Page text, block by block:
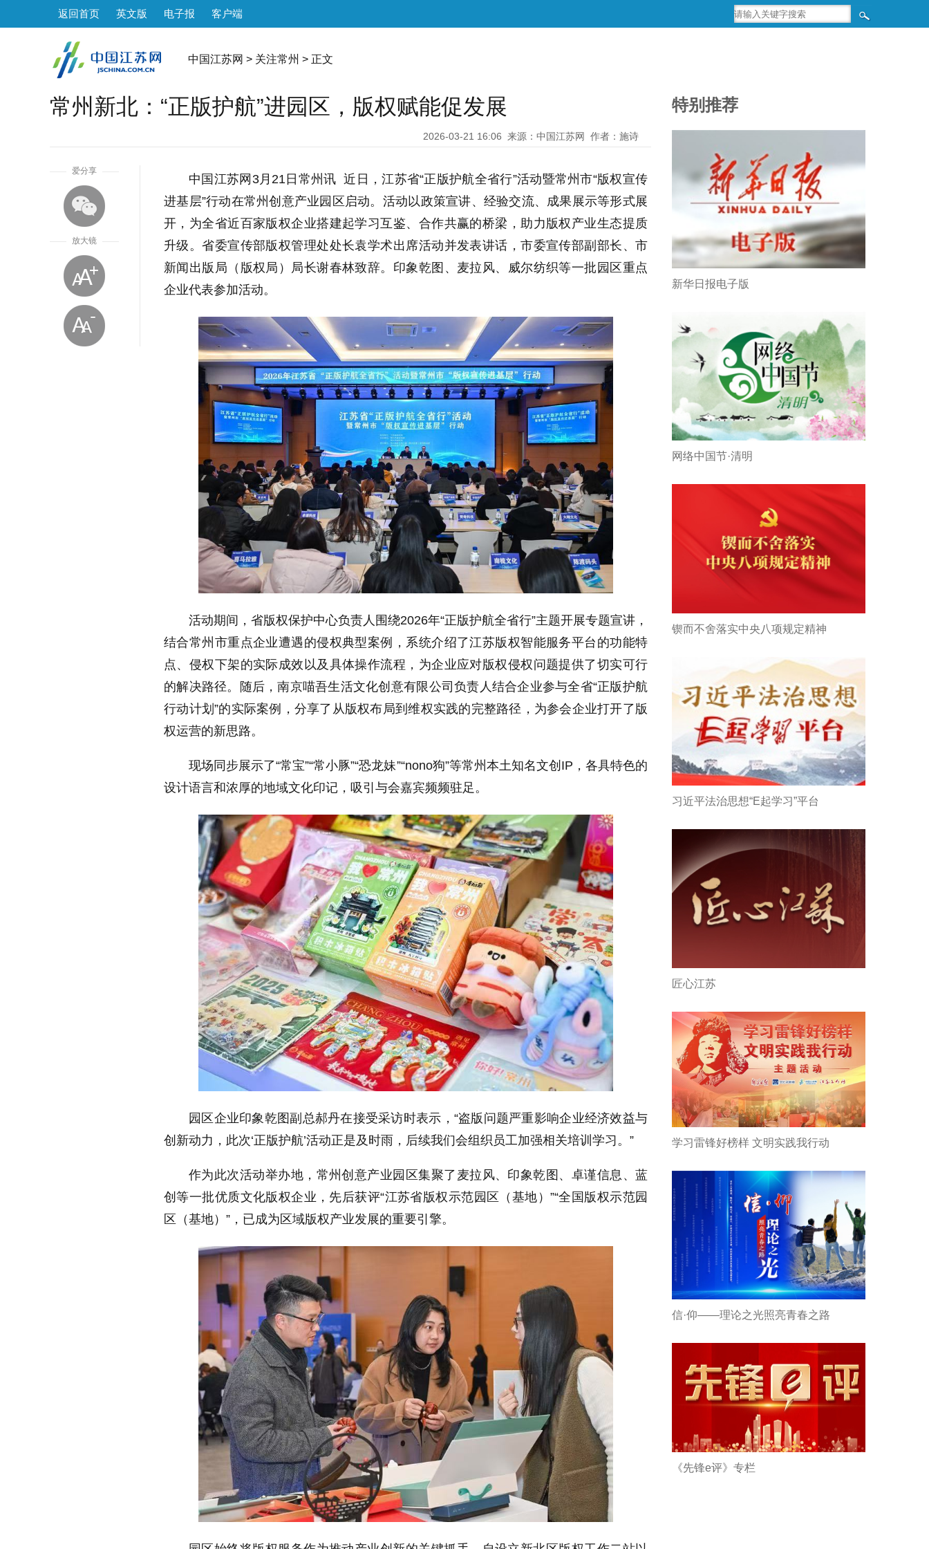
返回首页 英文版 电子报 客户端
中国江苏网 > 关注常州 > 正文
常州新北：“正版护航”进园区，版权赋能促发展
2026-03-21 16:06 来源：中国江苏网 作者：施诗
爱分享
放大镜
中国江苏网3月21日常州讯 近日，江苏省“正版护航全省行”活动暨常州市“版权宣传
进基层”行动在常州创意产业园区启动。活动以政策宣讲、经验交流、成果展示等形式展
开，为全省近百家版权企业搭建起学习互鉴、合作共赢的桥梁，助力版权产业生态提质
升级。省委宣传部版权管理处处长袁学术出席活动并发表讲话，市委宣传部副部长、市
新闻出版局（版权局）局长谢春林致辞。印象乾图、麦拉风、威尔纺织等一批园区重点
企业代表参加活动。
活动期间，省版权保护中心负责人围绕2026年“正版护航全省行”主题开展专题宣讲，
结合常州市重点企业遭遇的侵权典型案例，系统介绍了江苏版权智能服务平台的功能特
点、侵权下架的实际成效以及具体操作流程，为企业应对版权侵权问题提供了切实可行
的解决路径。随后，南京喵吾生活文化创意有限公司负责人结合企业参与全省“正版护航
行动计划”的实际案例，分享了从版权布局到维权实践的完整路径，为参会企业打开了版
权运营的新思路。
现场同步展示了“常宝”“常小豚”“恐龙妹”“nono狗”等常州本土知名文创IP，各具特色的
设计语言和浓厚的地域文化印记，吸引与会嘉宾频频驻足。
园区企业印象乾图副总郝丹在接受采访时表示，“盗版问题严重影响企业经济效益与
创新动力，此次‘正版护航’活动正是及时雨，后续我们会组织员工加强相关培训学习。”
作为此次活动举办地，常州创意产业园区集聚了麦拉风、印象乾图、卓谨信息、蓝
创等一批优质文化版权企业，先后获评“江苏省版权示范园区（基地）”“全国版权示范园
区（基地）”，已成为区域版权产业发展的重要引擎。
特别推荐
新华日报电子版
网络中国节·清明
锲而不舍落实中央八项规定精神
习近平法治思想“E起学习”平台
匠心江苏
学习雷锋好榜样 文明实践我行动
信·仰——理论之光照亮青春之路
《先锋e评》专栏